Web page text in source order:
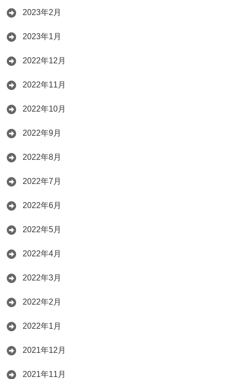
2023年2月
2023年1月
2022年12月
2022年11月
2022年10月
2022年9月
2022年8月
2022年7月
2022年6月
2022年5月
2022年4月
2022年3月
2022年2月
2022年1月
2021年12月
2021年11月